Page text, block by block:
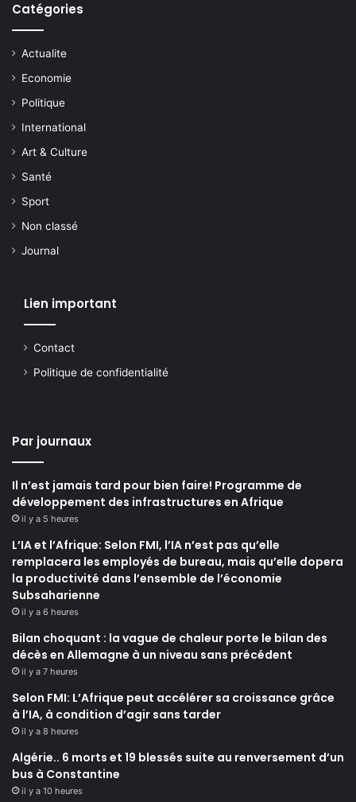
Catégories
Actualite
Economie
Politique
International
Art & Culture
Santé
Sport
Non classé
Journal
Lien important
Contact
Politique de confidentialité
Par journaux
Il n’est jamais tard pour bien faire! Programme de
développement des infrastructures en Afrique
il y a 5 heures
L’IA et l’Afrique: Selon FMI, l’IA n’est pas qu’elle
remplacera les employés de bureau, mais qu’elle dopera
la productivité dans l’ensemble de l’économie
Subsaharienne
il y a 6 heures
Bilan choquant : la vague de chaleur porte le bilan des
décès en Allemagne à un niveau sans précédent
il y a 7 heures
Selon FMI: L’Afrique peut accélérer sa croissance grâce
à l’IA, à condition d’agir sans tarder
il y a 8 heures
Algérie.. 6 morts et 19 blessés suite au renversement d’un
bus à Constantine
il y a 10 heures